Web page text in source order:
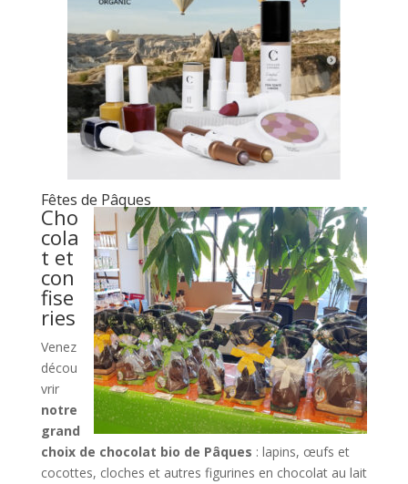
Fêtes de Pâques
Cho
cola
t et
con
fise
ries
Venez
décou
vrir
notre
grand
choix de chocolat bio de Pâques : lapins, œufs et
cocottes, cloches et autres figurines en chocolat au lait